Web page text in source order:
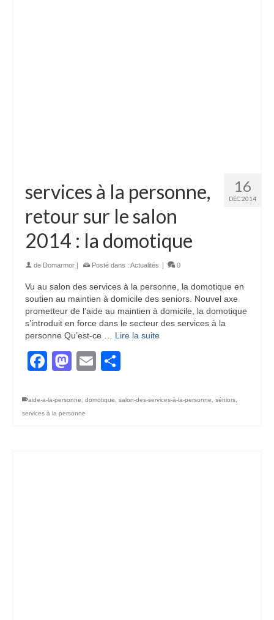
16
DÉC 2014
services à la personne,
retour sur le salon
2014 : la domotique
de Domarmor Posté dans : Actualités 0
Vu au salon des services à la personne, la domotique en
soutien au maintien à domicile des seniors. Nouvel axe
prometteur de l’aide au maintien à domicile, la domotique
s’introduit en force dans le secteur des services à la
personne Qu’est-ce … Lire la suite
Facebook
Mastodon
Email
aide-a-la-personne, domotique, salon-des-services-à-la-personne, séniors,
services à la personne